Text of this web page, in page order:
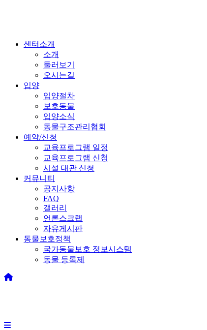
센터소개
소개
둘러보기
오시는길
입양
입양절차
보호동물
입양소식
동물구조관리협회
예약/신청
교육프로그램 일정
교육프로그램 신청
시설 대관 신청
커뮤니티
공지사항
FAQ
갤러리
언론스크랩
자유게시판
동물보호정책
국가동물보호 정보시스템
동물 등록제